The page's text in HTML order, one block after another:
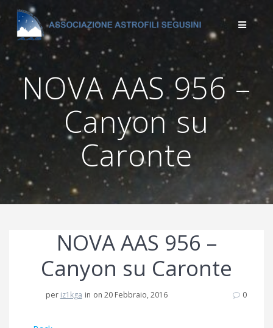
Salta
al
contenuto
NOVA AAS 956 –
Canyon su
Caronte
NOVA AAS 956 –
Canyon su Caronte
per iz1kga in on 20 Febbraio, 2016 0